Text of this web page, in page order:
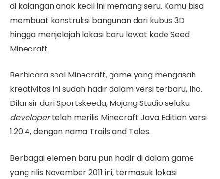
di kalangan anak kecil ini memang seru. Kamu bisa
membuat konstruksi bangunan dari kubus 3D
hingga menjelajah lokasi baru lewat kode Seed
Minecraft.
Berbicara soal Minecraft, game yang mengasah
kreativitas ini sudah hadir dalam versi terbaru, lho.
Dilansir dari Sportskeeda, Mojang Studio selaku
developertelah merilis Minecraft Java Edition versi
1.20.4, dengan nama Trails and Tales.
Berbagai elemen baru pun hadir di dalam game
yang rilis November 2011 ini, termasuk lokasi